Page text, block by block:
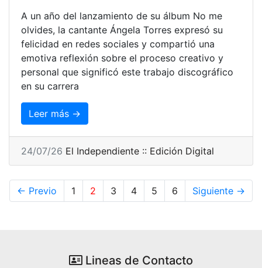
A un año del lanzamiento de su álbum No me
olvides, la cantante Ángela Torres expresó su
felicidad en redes sociales y compartió una
emotiva reflexión sobre el proceso creativo y
personal que significó este trabajo discográfico
en su carrera
Leer más →
24/07/26 El Independiente :: Edición Digital
← Previo 1 2 3 4 5 6 Siguiente →
Lineas de Contacto